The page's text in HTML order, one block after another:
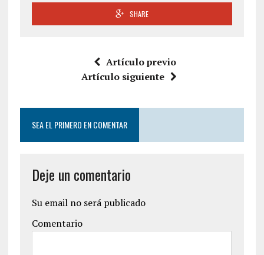
SHARE
Artículo previo
Artículo siguiente
SEA EL PRIMERO EN COMENTAR
Deje un comentario
Su email no será publicado
Comentario